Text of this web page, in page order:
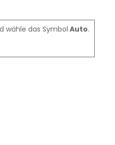
wähle das Symbol Auto.